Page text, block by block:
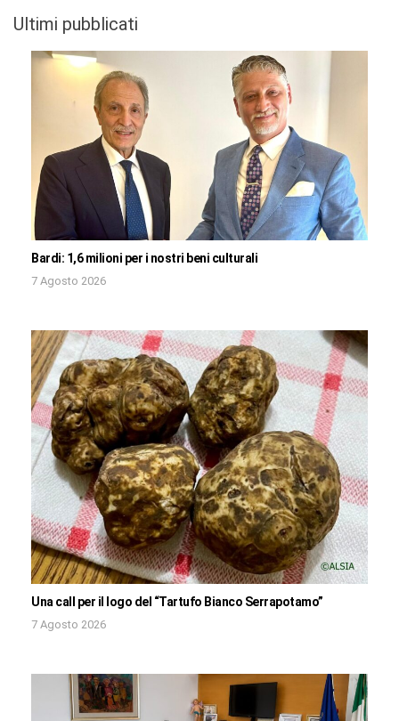
Ultimi pubblicati
Bardi: 1,6 milioni per i nostri beni culturali
7 Agosto 2026
Una call per il logo del “Tartufo Bianco Serrapotamo”
7 Agosto 2026